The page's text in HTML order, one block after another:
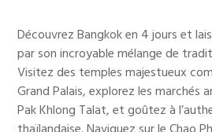
Découvrez Bangkok en 4 jours et
par son incroyable mélange de
Visitez des temples majestueux
Grand Palais, explorez les marchés
Pak Khlong Talat, et goûtez à